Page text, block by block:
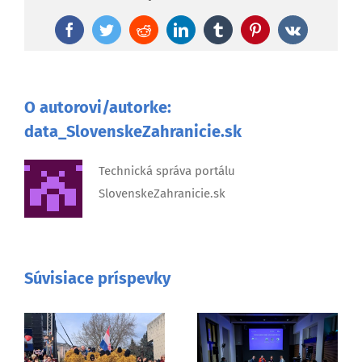
FacebookTwitterRedditLinkedInTumblr Pinterest
Vk
O autorovi/autorke:
data_SlovenskeZahranicie.sk
Technická správa portálu
SlovenskeZahranicie.sk
Súvisiace príspevky